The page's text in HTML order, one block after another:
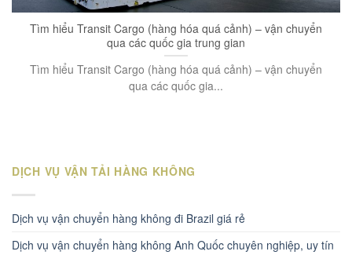
Tìm hiểu Transit Cargo (hàng hóa quá cảnh) – vận chuyển
qua các quốc gia trung gian
Tìm hiểu Transit Cargo (hàng hóa quá cảnh) – vận chuyển
qua các quốc gia...
DỊCH VỤ VẬN TẢI HÀNG KHÔNG
Dịch vụ vận chuyển hàng không đi Brazil giá rẻ
Dịch vụ vận chuyển hàng không Anh Quốc chuyên nghiệp, uy tín